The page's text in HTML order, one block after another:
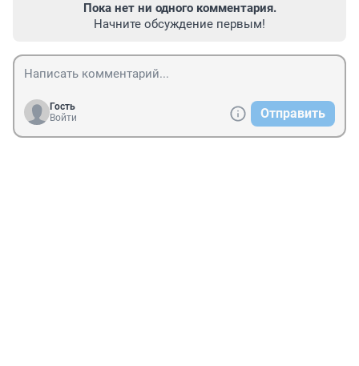
Пока нет ни одного комментария.
Начните обсуждение первым!
Гость
Войти
Отправить